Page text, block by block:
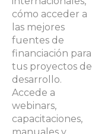
cómo acceder a
las mejores
fuentes de
financiación para
tus proyectos de
desarrollo.
Accede a
webinars,
capacitaciones,